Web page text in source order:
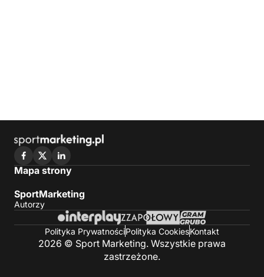
Mapa strony
SportMarketing
Autorzy
Polityka PrywatnościPolityka CookiesKontakt
2026 © Sport Marketing. Wszystkie prawa
zastrzeżone.